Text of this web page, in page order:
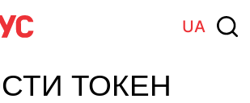
UA
ТОКЕН